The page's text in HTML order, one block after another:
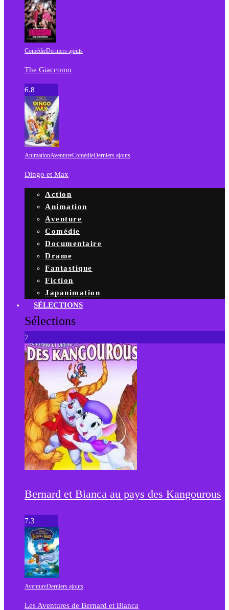
ComédieDerniers ajouts
The Giaccomo
6.8
AnimationAventureComédieDerniers ajouts
Dingo et Max
Action
Animation
Aventure
Comédie
Documentaire
Drame
Fantastique
Fiction
Japanimation
SÉLECTIONS
Sélections
7
Bernard et Bianca au pays des Kangourous
7.3
AventureDerniers ajouts
Les Aventures de Bernard et Bianca